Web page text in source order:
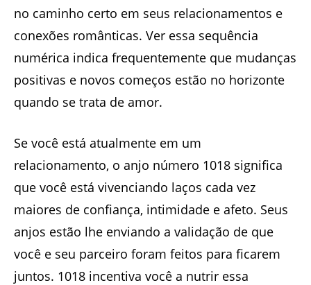
no caminho certo em seus relacionamentos e
conexões românticas. Ver essa sequência
numérica indica frequentemente que mudanças
positivas e novos começos estão no horizonte
quando se trata de amor.
Se você está atualmente em um
relacionamento, o anjo número 1018 significa
que você está vivenciando laços cada vez
maiores de confiança, intimidade e afeto. Seus
anjos estão lhe enviando a validação de que
você e seu parceiro foram feitos para ficarem
juntos. 1018 incentiva você a nutrir essa